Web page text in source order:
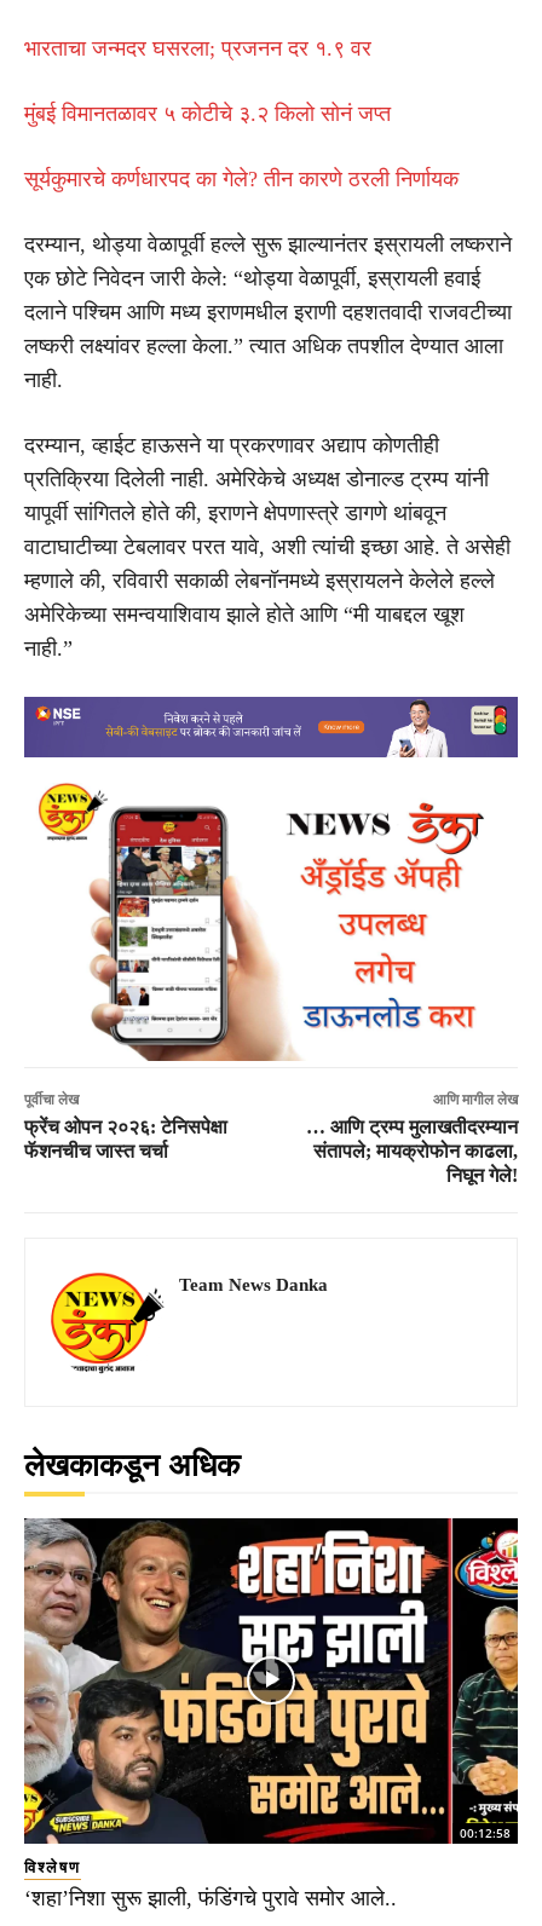
भारताचा जन्मदर घसरला; प्रजनन दर १.९ वर
मुंबई विमानतळावर ५ कोटीचे ३.२ किलो सोनं जप्त
सूर्यकुमारचे कर्णधारपद का गेले? तीन कारणे ठरली निर्णायक
दरम्यान, थोड्या वेळापूर्वी हल्ले सुरू झाल्यानंतर इस्रायली लष्कराने
एक छोटे निवेदन जारी केले: “थोड्या वेळापूर्वी, इस्रायली हवाई
दलाने पश्चिम आणि मध्य इराणमधील इराणी दहशतवादी राजवटीच्या
लष्करी लक्ष्यांवर हल्ला केला.” त्यात अधिक तपशील देण्यात आला
नाही.
दरम्यान, व्हाईट हाऊसने या प्रकरणावर अद्याप कोणतीही
प्रतिक्रिया दिलेली नाही. अमेरिकेचे अध्यक्ष डोनाल्ड ट्रम्प यांनी
यापूर्वी सांगितले होते की, इराणने क्षेपणास्त्रे डागणे थांबवून
वाटाघाटीच्या टेबलावर परत यावे, अशी त्यांची इच्छा आहे. ते असेही
म्हणाले की, रविवारी सकाळी लेबनॉनमध्ये इस्रायलने केलेले हल्ले
अमेरिकेच्या समन्वयाशिवाय झाले होते आणि “मी याबद्दल खूश
नाही.”
पूर्वीचा लेख
फ्रेंच ओपन २०२६: टेनिसपेक्षा
फॅशनचीच जास्त चर्चा
आणि मागील लेख
… आणि ट्रम्प मुलाखतीदरम्यान
संतापले; मायक्रोफोन काढला,
निघून गेले!
Team News Danka
लेखकाकडून अधिक
00:12:58
विश्लेषण
‘शहा’निशा सुरू झाली, फंडिंगचे पुरावे समोर आले..